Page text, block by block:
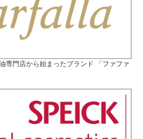
専門店から始まったブランド 「ファファ